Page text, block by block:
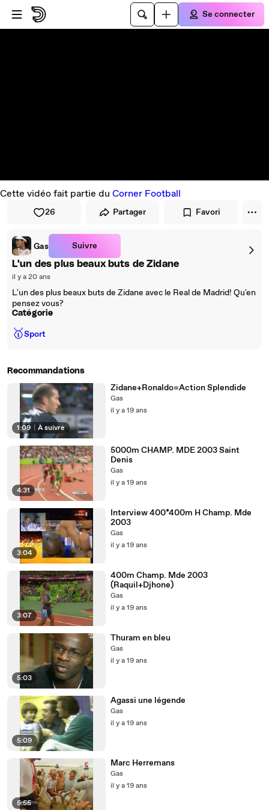
Passer au player
Passer au contenu principal
Se connecter
Cette vidéo fait partie du Corner Football
26 Partager Favori
Gas Suivre
L'un des plus beaux buts de Zidane
il y a 20 ans
L'un des plus beaux buts de Zidane avec le Real de Madrid! Qu'en
pensez vous?
Catégorie
🥇Sport
Recommandations
1:09 À suivre
Zidane+Ronaldo=Action Splendide
Gas
il y a 19 ans
4:31
5000m CHAMP. MDE 2003 Saint
Denis
Gas
il y a 19 ans
3:04
Interview 400*400m H Champ. Mde
2003
Gas
il y a 19 ans
3:07
400m Champ. Mde 2003
(Raquil+Djhone)
Gas
il y a 19 ans
5:03
Thuram en bleu
Gas
il y a 19 ans
5:09
Agassi une légende
Gas
il y a 19 ans
5:55
Marc Herremans
Gas
il y a 19 ans